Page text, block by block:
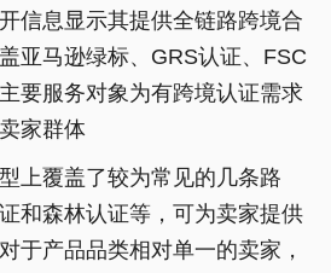
信息显示其提供全链路跨境合
亚马逊绿标、GRS认证、FSC
要服务对象为有跨境认证需求
家群体
上覆盖了较为常见的几条路
和森林认证等，可为卖家提供
于产品品类相对单一的卖家，